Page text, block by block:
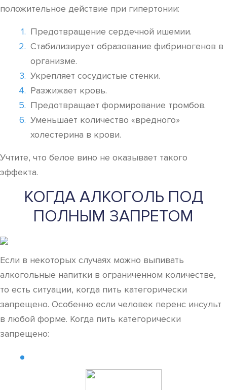
положительное действие при гипертонии:
Предотвращение сердечной ишемии.
Стабилизирует образование фибриногенов в
организме.
Укрепляет сосудистые стенки.
Разжижает кровь.
Предотвращает формирование тромбов.
Уменьшает количество «вредного»
холестерина в крови.
Учтите, что белое вино не оказывает такого
эффекта.
КОГДА АЛКОГОЛЬ ПОД
ПОЛНЫМ ЗАПРЕТОМ
Если в некоторых случаях можно выпивать
алкогольные напитки в ограниченном количестве,
то есть ситуации, когда пить категорически
запрещено. Особенно если человек перенс инсульт
в любой форме. Когда пить категорически
запрещено: